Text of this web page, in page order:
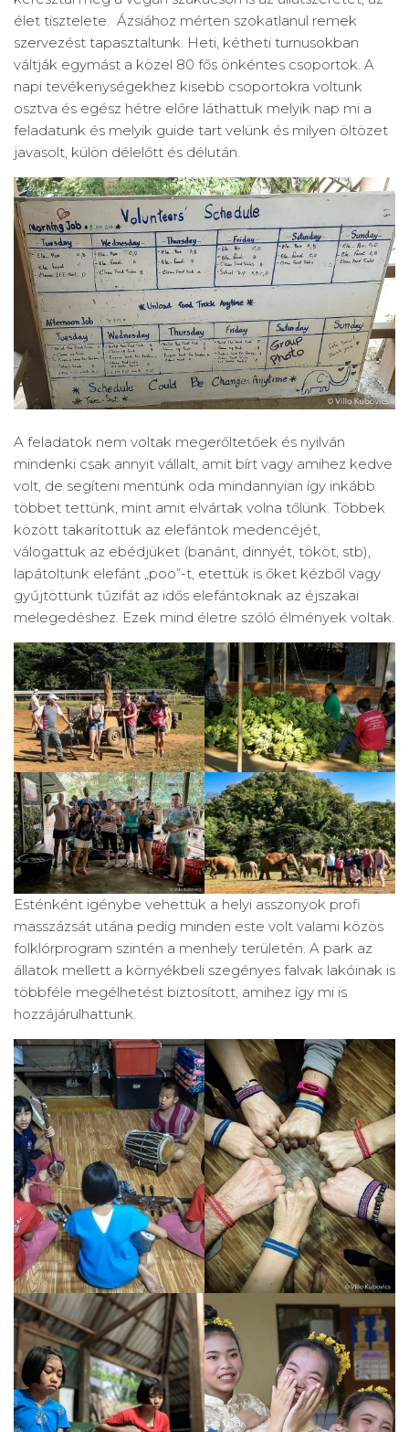
élet tisztelete. Ázsiához mérten szokatlanul remek
szervezést tapasztaltunk. Heti, kétheti turnusokban
váltják egymást a közel 80 fős önkéntes csoportok. A
napi tevékenységekhez kisebb csoportokra voltunk
osztva és egész hétre előre láthattuk melyik nap mi a
feladatunk és melyik guide tart velünk és milyen öltözet
javasolt, külön délelőtt és délután.
A feladatok nem voltak megerőltetőek és nyilván
mindenki csak annyit vállalt, amit bírt vagy amihez kedve
volt, de segíteni mentünk oda mindannyian így inkább
többet tettünk, mint amit elvártak volna tőlünk. Többek
között takarítottuk az elefántok medencéjét,
válogattuk az ebédjüket (banánt, dinnyét, tököt, stb),
lapátoltunk elefánt „poo”-t, etettük is őket kézből vagy
gyűjtöttünk tűzifát az idős elefántoknak az éjszakai
melegedéshez. Ezek mind életre szóló élmények voltak.
Esténként igénybe vehettük a helyi asszonyok profi
masszázsát utána pedig minden este volt valami közös
folklórprogram szintén a menhely területén. A park az
állatok mellett a környékbeli szegényes falvak lakóinak is
többféle megélhetést biztosított, amihez így mi is
hozzájárulhattunk.